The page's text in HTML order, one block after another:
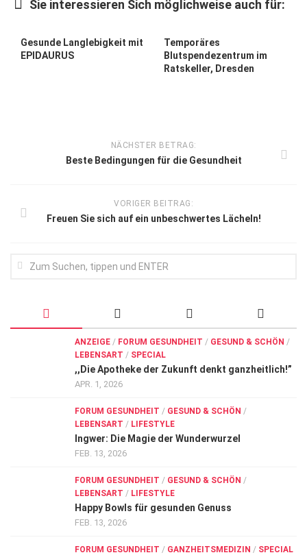
Sie interessieren Sich möglichweise auch für:
Gesunde Langlebigkeit mit
EPIDAURUS
Temporäres
Blutspendezentrum im
Ratskeller, Dresden
NÄCHSTER BETRAG:
Beste Bedingungen für die Gesundheit
VORIGER BEITRAG:
Freuen Sie sich auf ein unbeschwertes Lächeln!
ANZEIGE / FORUM GESUNDHEIT / GESUND & SCHÖN /
LEBENSART / SPECIAL
,,Die Apotheke der Zukunft denkt ganzheitlich!”
APR. 1, 2026
FORUM GESUNDHEIT / GESUND & SCHÖN /
LEBENSART / LIFESTYLE
Ingwer: Die Magie der Wunderwurzel
FEB. 13, 2026
FORUM GESUNDHEIT / GESUND & SCHÖN /
LEBENSART / LIFESTYLE
Happy Bowls für gesunden Genuss
FEB. 13, 2026
FORUM GESUNDHEIT / GANZHEITSMEDIZIN / SPECIAL